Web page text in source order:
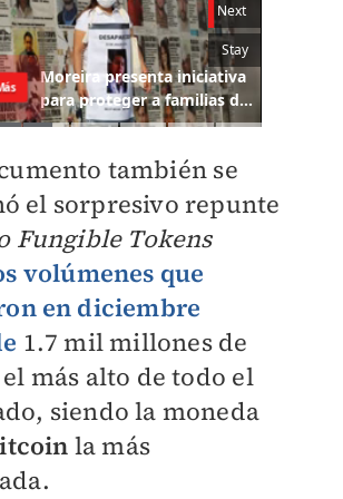
también se
el sorpresivo repunte
Fungible Tokens
volúmenes que
en diciembre
1.7 mil millones de
más alto de todo el
siendo la moneda
la más